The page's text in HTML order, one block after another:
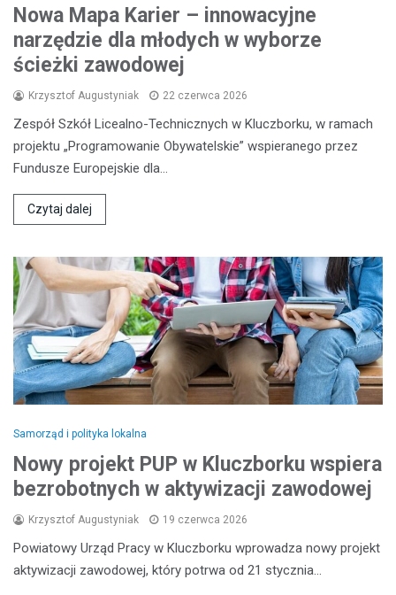
Nowa Mapa Karier – innowacyjne
narzędzie dla młodych w wyborze
ścieżki zawodowej
Krzysztof Augustyniak 22 czerwca 2026
Zespół Szkół Licealno-Technicznych w Kluczborku, w ramach
projektu „Programowanie Obywatelskie” wspieranego przez
Fundusze Europejskie dla…
Czytaj dalej
Samorząd i polityka lokalna
Nowy projekt PUP w Kluczborku wspiera
bezrobotnych w aktywizacji zawodowej
Krzysztof Augustyniak 19 czerwca 2026
Powiatowy Urząd Pracy w Kluczborku wprowadza nowy projekt
aktywizacji zawodowej, który potrwa od 21 stycznia…